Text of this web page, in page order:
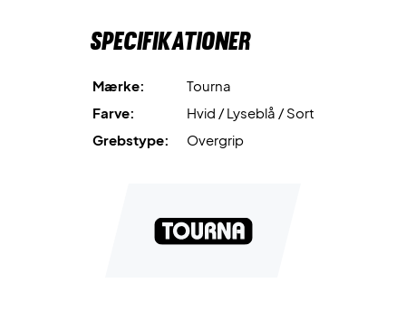
Specifikationer
Mærke:
Tourna
Farve:
Hvid / Lyseblå / Sort
Grebstype:
Overgrip